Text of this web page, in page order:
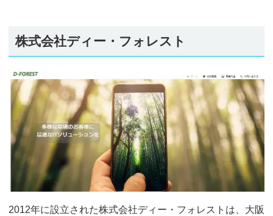
株式会社ディー・フォレスト
2012年に設立された株式会社ディー・フォレストは、大阪